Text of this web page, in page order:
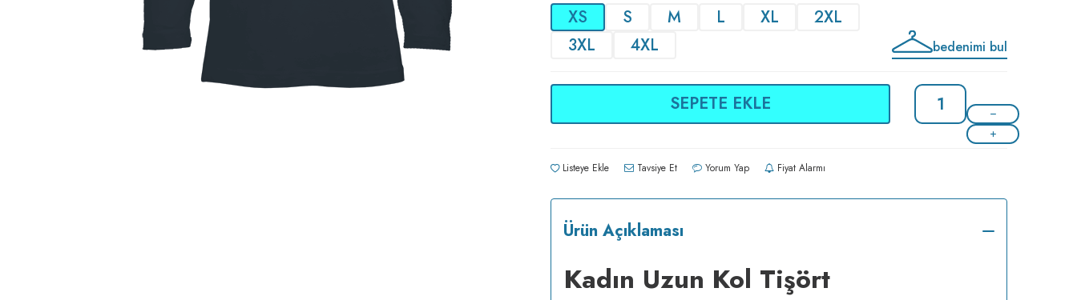
XS S M L XL
2XL
3XL
4XL bedenimi bul
SEPETE EKLE
Listeye Ekle Tavsiye Et Yorum Yap Fiyat Alarmı
Ürün Açıklaması
Kadın Uzun Kol Tişört